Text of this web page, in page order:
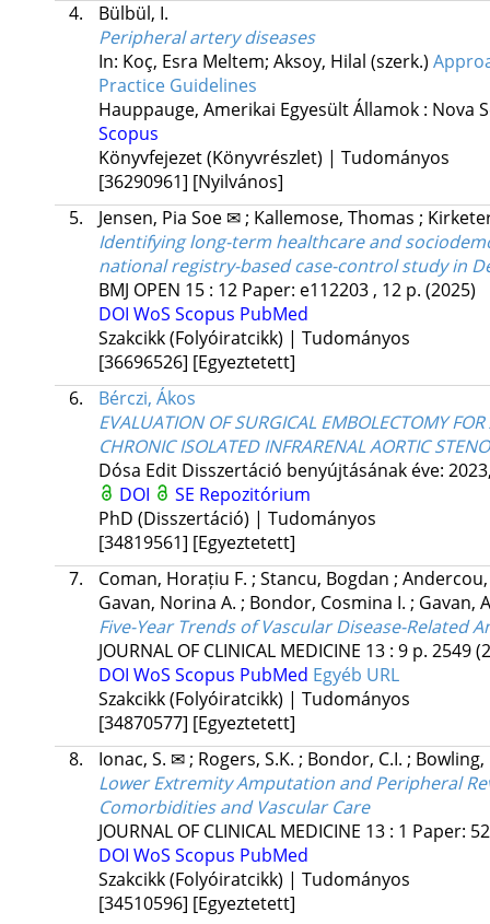
4.
Bülbül, I.
Peripheral artery diseases
In: Koç, Esra Meltem; Aksoy, Hilal (szerk.)
Practice Guidelines
Hauppauge, Amerikai Egyesült Államok : Nova
Scopus
Könyvfejezet (Könyvrészlet) | Tudományos
[36290961] [Nyilvános]
5.
Jensen, Pia Soe ✉; Kallemose, Thomas ;
Identifying long-term healthcare and
national registry-based case-control study in
BMJ OPEN 15: 12 Paper: e112203 , 12 p. (2025)
DOI WoS Scopus PubMed
Szakcikk (Folyóiratcikk) | Tudományos
[36696526] [Egyeztetett]
6.
Bérczi, Ákos
EVALUATION OF SURGICAL EMBOLECTOMY
CHRONIC ISOLATED INFRARENAL AORTIC
Dósa Edit Disszertáció benyújtásának éve:
DOI
SE Repozitórium
PhD (Disszertáció) | Tudományos
[34819561] [Egyeztetett]
7.
Coman, Horațiu F. ; Stancu, Bogdan ;
Gavan, Norina A. ; Bondor, Cosmina I. ; Gavan,
Five-Year Trends of Vascular Disease-Related
JOURNAL OF CLINICAL MEDICINE 13: 9 p. 2549
DOI WoS Scopus PubMed Egyéb URL
Szakcikk (Folyóiratcikk) | Tudományos
[34870577] [Egyeztetett]
8.
Ionac, S. ✉; Rogers, S.K. ; Bondor, C.I. ; Bowling,
Lower Extremity Amputation and Peripheral
Comorbidities and Vascular Care
JOURNAL OF CLINICAL MEDICINE 13: 1 Paper:
DOI WoS Scopus PubMed
Szakcikk (Folyóiratcikk) | Tudományos
[34510596] [Egyeztetett]